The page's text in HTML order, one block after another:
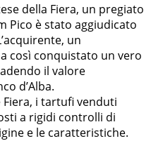
della Fiera, un pregiato
Pico è stato aggiudicato
un
così conquistato un vero
il valore
d’Alba.
Fiera, i tartufi venduti
a rigidi controlli di
e le caratteristiche.